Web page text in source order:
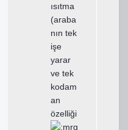
ısıtma
(araba
nın tek
işe
yarar
ve tek
kodam
an
özelliği